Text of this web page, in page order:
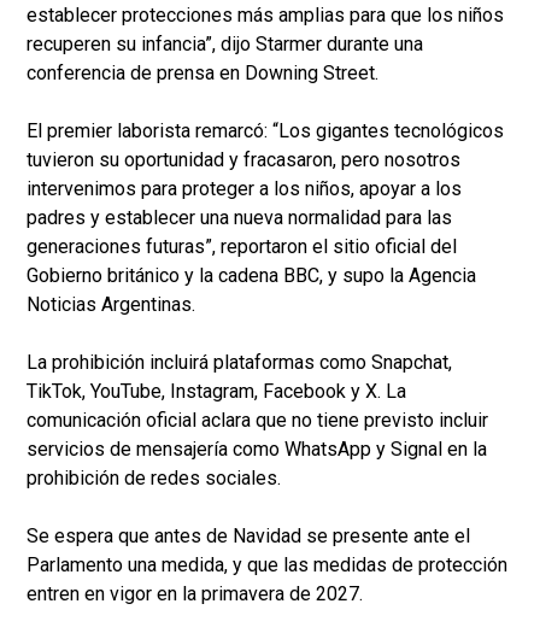
establecer protecciones más amplias para que los niños
recuperen su infancia”, dijo Starmer durante una
conferencia de prensa en Downing Street.
El premier laborista remarcó: “Los gigantes tecnológicos
tuvieron su oportunidad y fracasaron, pero nosotros
intervenimos para proteger a los niños, apoyar a los
padres y establecer una nueva normalidad para las
generaciones futuras”, reportaron el sitio oficial del
Gobierno británico y la cadena BBC, y supo la Agencia
Noticias Argentinas.
La prohibición incluirá plataformas como Snapchat,
TikTok, YouTube, Instagram, Facebook y X. La
comunicación oficial aclara que no tiene previsto incluir
servicios de mensajería como WhatsApp y Signal en la
prohibición de redes sociales.
Se espera que antes de Navidad se presente ante el
Parlamento una medida, y que las medidas de protección
entren en vigor en la primavera de 2027.